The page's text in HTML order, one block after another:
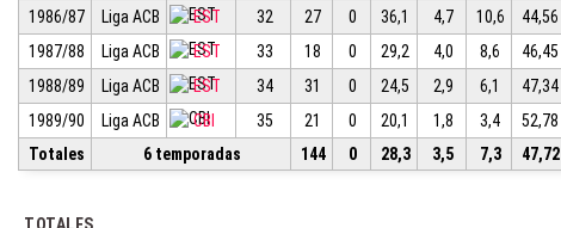
1986/87
Liga ACB EST 32 27 0 36,1 4,7 10,6 44,56
1987/88
Liga ACB EST 33 18 0 29,2 4,0 8,6 46,45
1988/89
Liga ACB EST 34 31 0 24,5 2,9 6,1 47,34
1989/90
Liga ACB CBI 35 21 0 20,1 1,8 3,4 52,78
Totales
6 temporadas 144 0 28,3 3,5 7,3 47,72